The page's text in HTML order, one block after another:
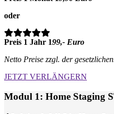
oder
Preis 1 Jahr 199,- Euro
Netto Preise zzgl. der
JETZT VERLÄNGERN
Modul 1: Home Staging